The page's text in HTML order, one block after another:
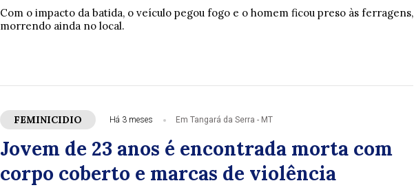
Com o impacto da batida, o veículo pegou fogo e o homem ficou preso às ferragens,
morrendo ainda no local.
FEMINICIDIO Há 3 meses Em Tangará da Serra - MT
Jovem de 23 anos é encontrada morta com
corpo coberto e marcas de violência